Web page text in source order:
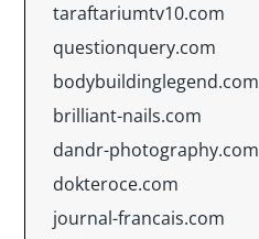
taraftariumtv10.com
questionquery.com
bodybuildinglegend.com
brilliant-nails.com
dandr-photography.com
dokteroce.com
journal-francais.com